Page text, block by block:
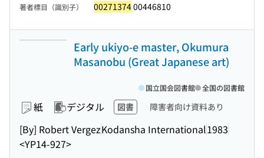
著者標目（識別子） 0027137400446810
Early ukiyo-e master, Okumura
Masanobu (Great Japanese art)
紙 デジタル 図書 障害者向け資料あり
[By] Robert VergezKodansha International1983
<YP14-927>
国立国会図書館 全国の図書館